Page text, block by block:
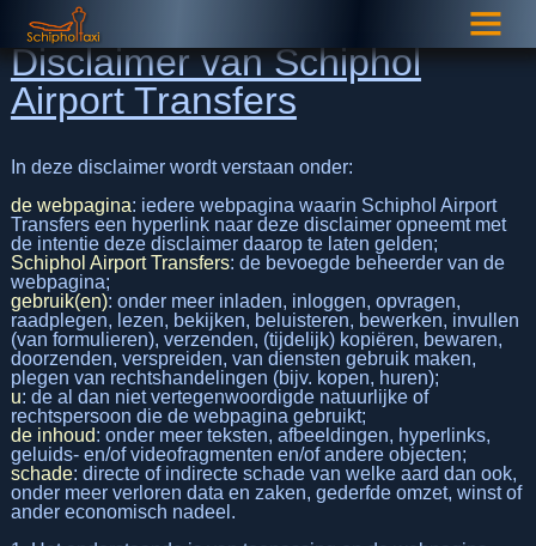
Disclaimer van Schiphol
Airport Transfers
In deze disclaimer wordt verstaan onder:
de webpagina: iedere webpagina waarin Schiphol Airport
Transfers een hyperlink naar deze disclaimer opneemt met
de intentie deze disclaimer daarop te laten gelden;
Schiphol Airport Transfers: de bevoegde beheerder van de
webpagina;
gebruik(en): onder meer inladen, inloggen, opvragen,
raadplegen, lezen, bekijken, beluisteren, bewerken, invullen
(van formulieren), verzenden, (tijdelijk) kopiëren, bewaren,
doorzenden, verspreiden, van diensten gebruik maken,
plegen van rechtshandelingen (bijv. kopen, huren);
u: de al dan niet vertegenwoordigde natuurlijke of
rechtspersoon die de webpagina gebruikt;
de inhoud: onder meer teksten, afbeeldingen, hyperlinks,
geluids- en/of videofragmenten en/of andere objecten;
schade: directe of indirecte schade van welke aard dan ook,
onder meer verloren data en zaken, gederfde omzet, winst of
ander economisch nadeel.